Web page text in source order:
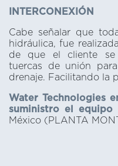
INTERCONEXIÓN
Cabe señalar que
hidráulica, fue
de que el cliente se
tuercas de unión
drenaje. Facilitando la
Water Technologies
suministro el equipo
México (PLANTA